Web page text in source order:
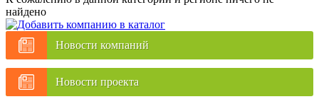
найдено
Новости компаний
Новости проекта